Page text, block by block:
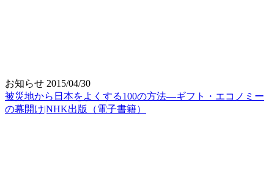
お知らせ 2015/04/30
被災地から日本をよくする100の方法―ギフト・エコノミー
の幕開け|NHK出版（電子書籍）